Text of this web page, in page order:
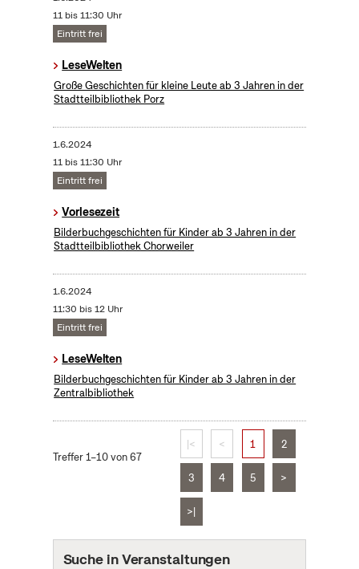
11 bis 11:30 Uhr
Eintritt frei
LeseWelten
Große Geschichten für kleine Leute ab 3 Jahren in der
Stadtteilbibliothek Porz
1.6.2024
11 bis 11:30 Uhr
Eintritt frei
Vorlesezeit
Bilderbuchgeschichten für Kinder ab 3 Jahren in der
Stadtteilbibliothek Chorweiler
1.6.2024
11:30 bis 12 Uhr
Eintritt frei
LeseWelten
Bilderbuchgeschichten für Kinder ab 3 Jahren in der
Zentralbibliothek
Treffer 1–10 von 67
|< < 1 2
3 4 5 >
>|
Suche in Veranstaltungen